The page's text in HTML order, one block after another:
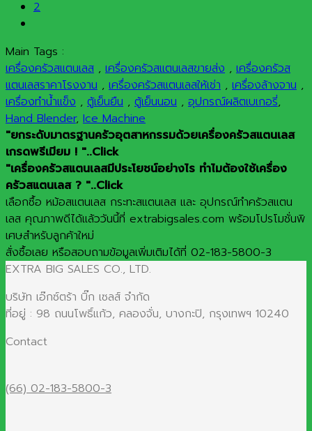
2
Main Tags :
เครื่องครัวสแตนเลส , เครื่องครัวสแตนเลสขายส่ง , เครื่องครัวส
แตนเลสราคาโรงงาน , เครื่องครัวสแตนเลสให้เช่า , เครื่องล้างจาน ,
เครื่องทำน้ำแข็ง , ตู้เย็นยืน , ตู้เย็นนอน , อุปกรณ์ผลิตเบเกอรี่,
Hand Blender, Ice Machine
"ยกระดับมาตรฐานครัวอุตสาหกรรมด้วยเครื่องครัวสแตนเลส
เกรดพรีเมียม ! "..Click
"เครื่องครัวสแตนเลสมีประโยชน์อย่างไร ทำไมต้องใช้เครื่อง
ครัวสแตนเลส ? "..Click
เลือกซื้อ หม้อสแตนเลส กระทะสแตนเลส และ อุปกรณ์ทำครัวสแตน
เลส คุณภาพดีได้แล้ววันนี้ที่ extrabigsales.com พร้อมโปรโมชั่นพิ
เศษสำหรับลูกค้าใหม่
สั่งซื้อเลย หรือสอบถามข้อมูลเพิ่มเติมได้ที่ 02-183-5800-3
EXTRA BIG SALES CO., LTD.
บริษัท เอ๊กซ์ตร้า บิ๊ก เซลส์ จำกัด
ที่อยู่ : 98 ถนนโพธิ์แก้ว, คลองจั่น, บางกะปิ, กรุงเทพฯ 10240
Contact
(66) 02-183-5800-3